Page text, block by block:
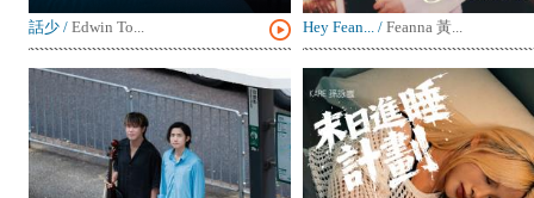
話少 / Edwin To... Hey Fean... / Feanna 黃...